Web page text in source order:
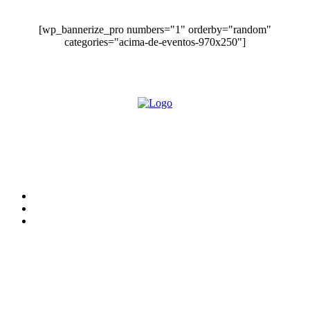
[wp_bannerize_pro numbers="1" orderby="random"
categories="acima-de-eventos-970x250"]